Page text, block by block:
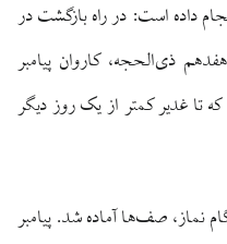
داده است: در راه بازگشت در
ذی‌الحجه، کاروان پیامبر
تا غدیر کمتر از یک روز دیگر
نماز، صف‌ها آماده شد. پیامبر